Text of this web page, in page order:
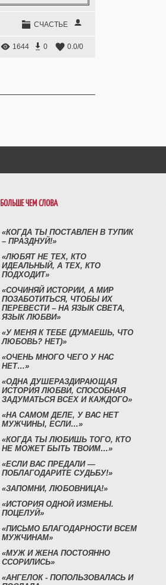
СЧАСТЬЕ
1644 0 0.0/0
БОЛЬШЕ ЧЕМ СЛОВА
«КОГДА ТЫ ПОСТАВЛЕН В ТУПИК
– ПРАЗДНУЙ!»
«ЛЮБЯТ НЕ ТЕХ, КТО
ИДЕАЛЬНЫЙ, А ТЕХ, КТО
ПОДХОДИТ»
«СОЧИНЯЙ ИСТОРИИ, А МИР
ПОЗАБОТИТЬСЯ, ЧТОБЫ ИХ
ПЕРЕВЕСТИ – НА ЯЗЫК СВЕТА,
ЯЗЫК ЛЮБВИ»
«У МЕНЯ К ТЕБЕ (ДУМАЕШЬ, ЧТО
ЛЮБОВЬ? НЕТ)»
«ОЧЕНЬ МНОГО ЧЕГО У НАС
НЕТ…»
«ОДНА ДУШЕРАЗДИРАЮЩАЯ
ИСТОРИЯ ЛЮБВИ, СПОСОБНАЯ
ЗАДУМАТЬСЯ ВСЕХ И КАЖДОГО»
«НА САМОМ ДЕЛЕ, У ВАС НЕТ
МУЖЧИНЫ, ЕСЛИ…»
«КОГДА ТЫ ЛЮБИШЬ ТОГО, КТО
НЕ МОЖЕТ БЫТЬ ТВОИМ…»
«ЕСЛИ ВАС ПРЕДАЛИ —
ПОБЛАГОДАРИТЕ СУДЬБУ!»
«ЗАПОМНИ, ЛЮБОВНИЦА!»
«ИСТОРИЯ ОДНОЙ ИЗМЕНЫ.
ПОЦЕЛУЙ»
«ПИСЬМО БЛАГОДАРНОСТИ ВСЕМ
МУЖЧИНАМ»
«МУЖ И ЖЕНА ПОСТОЯННО
ССОРИЛИСЬ»
«АНГЕЛОК - ПОПОЛЬЗОВАЛАСЬ И